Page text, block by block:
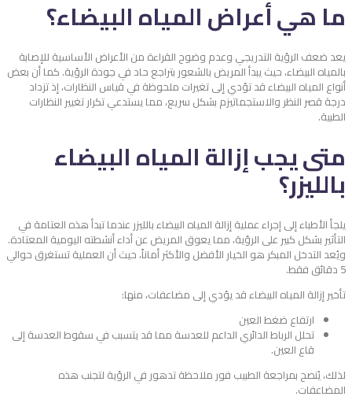
ما هي أعراض المياه البيضاء؟
يعد ضعف الرؤية التدريجي وعدم وضوح القراءة من الأعراض الأساسية للإصابة
بالمياه البيضاء، حيث يبدأ المريض بالشعور بتراجع حاد في جودة الرؤية. كما أن بعض
أنواع المياه البيضاء قد تؤدي إلى تغيرات ملحوظة في قياس النظارات، إذ تزداد
درجة قصر النظر والاستجماتيزم بشكل سريع، مما يستدعي تكرار تغيير النظارات
الطبية.
متى يجب إزالة المياه البيضاء
بالليزر؟
يلجأ الأطباء إلى إجراء عملية إزالة المياه البيضاء بالليزر عندما تبدأ هذه العتامة في
التأثير بشكل كبير على الرؤية، مما يعوق المريض عن أداء أنشطته اليومية المعتادة.
ويُعد التدخل المبكر هو الخيار الأفضل والأكثر أماناً، حيث أن العملية تستغرق حوالي
5 دقائق فقط.
تأخير إزالة المياه البيضاء قد يؤدي إلى مضاعفات، منها:
ارتفاع ضغط العين
تحلل الرباط الدائري الداعم للعدسة مما قد يتسبب في سقوط العدسة إلى
قاع العين.
لذلك، يُنصح بمراجعة الطبيب فور ملاحظة تدهور في الرؤية لتجنب هذه
المضاعفات.